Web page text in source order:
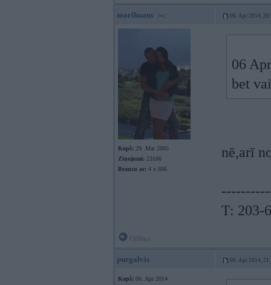
marihuans 06. Apr 2014,
Kopš: 29. Mar 2005
Ziņojumi: 23186
Braucu ar: 4 x 666
06
bet
nē,arī
T: 203-
purgalvis 06. Apr 2014,
Kopš: 06. Apr 2014